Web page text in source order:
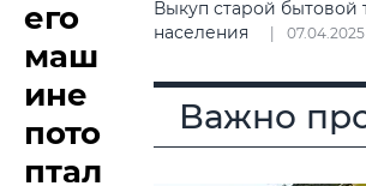
его
маш
ине
пото
птал
Выкуп старой бытовой
населения
07.04.2025
Важно